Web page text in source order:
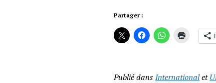
Partager :
Publié dansInternationalet